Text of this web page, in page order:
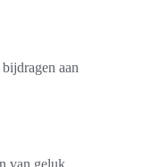
aan
van geluk.